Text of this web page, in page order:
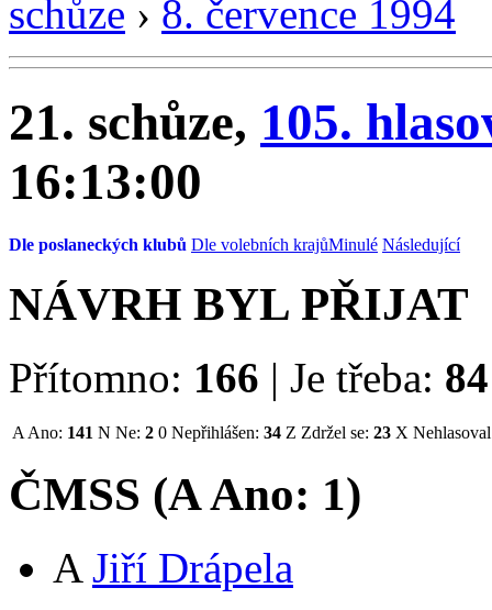
schůze › 8. července 1994
21. schůze, 105.
16:13:00
Dle poslaneckých klubů Dle volebních krajůMinulé Následující
NÁVRH BYL PŘIJAT
Přítomno: 166 | Je třeba: 84
A Ano: 141 N Ne: 2 0 Nepřihlášen: 34 Z Zdržel se: 23 X Nehlasoval
ČMSS (AAno: 1)
A Jiří Drápela